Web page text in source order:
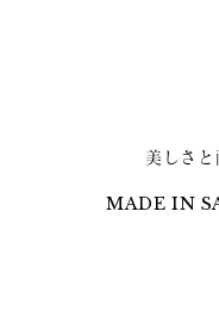
美しさと
MADE IN